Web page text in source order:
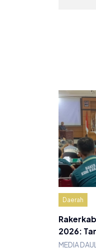
Daerah
2026:
MEDIA